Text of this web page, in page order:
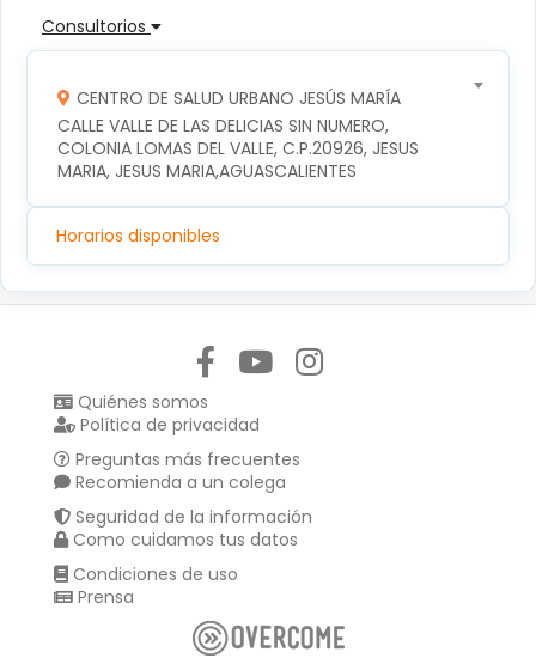
Consultorios
CENTRO DE SALUD URBANO JESÚS MARÍA
CALLE VALLE DE LAS DELICIAS SIN NUMERO,
COLONIA LOMAS DEL VALLE, C.P.20926, JESUS
MARIA, JESUS MARIA,AGUASCALIENTES
Horarios disponibles
Quiénes somos
Política de privacidad
Preguntas más frecuentes
Recomienda a un colega
Seguridad de la información
Como cuidamos tus datos
Condiciones de uso
Prensa